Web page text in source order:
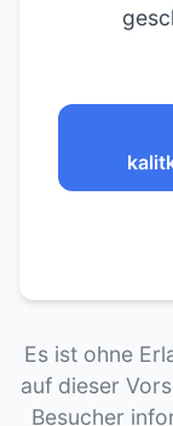
Es ist ohne
auf dieser
Besucher